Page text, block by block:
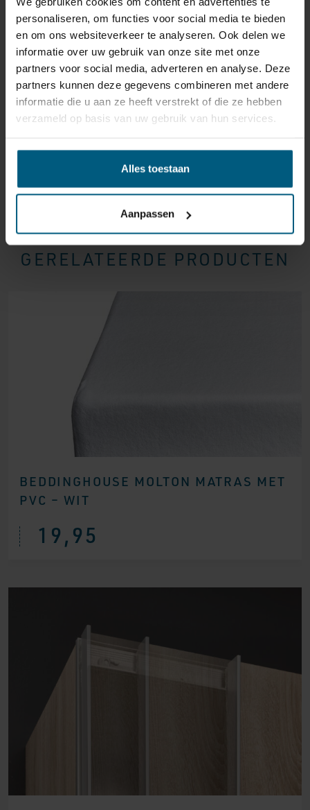
personaliseren, om functies voor social media te bieden
en om ons websiteverkeer te analyseren. Ook delen we
informatie over uw gebruik van onze site met onze
partners voor social media, adverteren en analyse. Deze
partners kunnen deze gegevens combineren met andere
informatie die u aan ze heeft verstrekt of die ze hebben
verzameld op basis van uw gebruik van hun services.
Alles toestaan
Aanpassen
reden ook is, u heeft het recht uw bestelling tot14
dagen na ontvangst zonder opgave van reden te
annuleren. Behandel het product met zorg en zorg
ervoor dat deze bij het retour sturen goed verpakt is.
Mocht het product beschadigd zijn of is de verpakking
meer beschadigd dan nodig, dan kunnen we deze
waardevermindering van het product aan u
GERELATEERDE PRODUCTEN
BEDDINGHOUSE MOLTON MATRAS MET
PVC – WIT
19,95